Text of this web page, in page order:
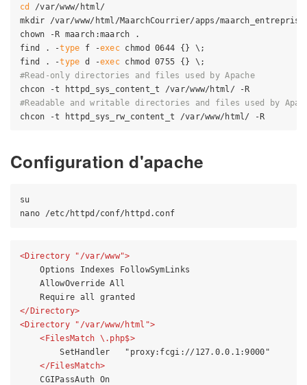
cd
/var/www/html/
mkdir /var/www/html/MaarchCourrier/apps/
chown -R maarch:maarch .
find . -type f -exec chmod 0644 {} \;
find . -type d -exec
#Read-only directories and files used by Apache
#Readable and writable directories and files used by
Configuration d'apache
su
<Directory "/var/www">
    Options Indexes FollowSymLinks
    AllowOverride All
</ Directory>
<Directory "/var/www/html ">
< FilesMatch \ .php$>
        SetHandler   "proxy:fcgi://127.0.0.1:9000"
</FilesMatch>
    CGIPassAuth On